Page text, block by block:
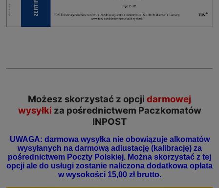
Możesz skorzystać z opcji darmowej
wysyłki za pośrednictwem Paczkomatów
INPOST
UWAGA: darmowa wysyłka nie obowiązuje alkomatów
wysyłanych na darmową adiustację (kalibrację) za
pośrednictwem Poczty Polskiej. Można skorzystać z tej
opcji ale do usługi zostanie naliczona dodatkowa opłata
w wysokości 15,00 zł brutto.